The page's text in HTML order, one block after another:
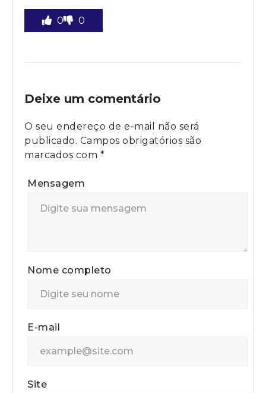
0 0
Deixe um comentário
O seu endereço de e-mail não será
publicado. Campos obrigatórios são
marcados com *
Mensagem
Nome completo
E-mail
Site